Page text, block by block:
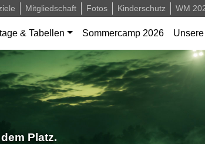
Mitgliedschaft Fotos Kinderschutz WM
& Tabellen Sommercamp 2026
Platz.